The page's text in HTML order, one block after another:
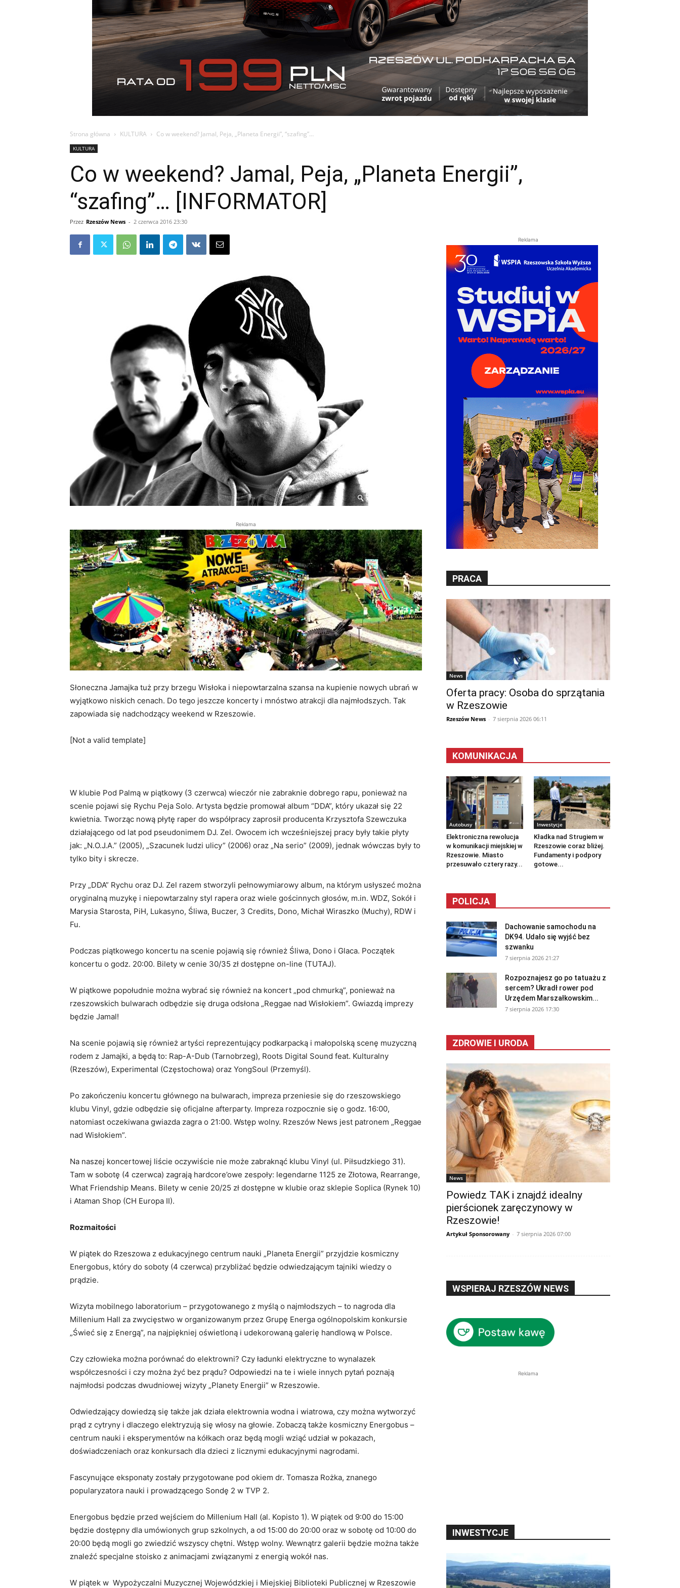
Strona główna KULTURA Co w weekend? Jamal, Peja, „Planeta Energii”, “szafing”…
KULTURA
Co w weekend? Jamal, Peja, „Planeta Energii”,
“szafing”… [INFORMATOR]
Przez Rzeszów News - 2 czerwca 2016 23:30
Reklama
Słoneczna Jamajka tuż przy brzegu Wisłoka i niepowtarzalna szansa na kupienie nowych ubrań w
wyjątkowo niskich cenach. Do tego jeszcze koncerty i mnóstwo atrakcji dla najmłodszych. Tak
zapowiada się nadchodzący weekend w Rzeszowie.
[Not a valid template]
W klubie Pod Palmą w piątkowy (3 czerwca) wieczór nie zabraknie dobrego rapu, ponieważ na
scenie pojawi się Rychu Peja Solo. Artysta będzie promował album “DDA”, który ukazał się 22
kwietnia. Tworząc nową płytę raper do współpracy zaprosił producenta Krzysztofa Szewczuka
działającego od lat pod pseudonimem DJ. Zel. Owocem ich wcześniejszej pracy były takie płyty
jak: „N.O.J.A.” (2005), „Szacunek ludzi ulicy” (2006) oraz „Na serio” (2009), jednak wówczas były to
tylko bity i skrecze.
Przy „DDA” Rychu oraz DJ. Zel razem stworzyli pełnowymiarowy album, na którym usłyszeć można
oryginalną muzykę i niepowtarzalny styl rapera oraz wiele gościnnych głosów, m.in. WDZ, Sokół i
Marysia Starosta, PiH, Lukasyno, Śliwa, Buczer, 3 Credits, Dono, Michał Wiraszko (Muchy), RDW i
Fu.
Podczas piątkowego koncertu na scenie pojawią się również Śliwa, Dono i Glaca. Początek
koncertu o godz. 20:00. Bilety w cenie 30/35 zł dostępne on-line (TUTAJ).
W piątkowe popołudnie można wybrać się również na koncert „pod chmurką”, ponieważ na
rzeszowskich bulwarach odbędzie się druga odsłona „Reggae nad Wisłokiem”. Gwiazdą imprezy
będzie Jamal!
Na scenie pojawią się również artyści reprezentujący podkarpacką i małopolską scenę muzyczną
rodem z Jamajki, a będą to: Rap-A-Dub (Tarnobrzeg), Roots Digital Sound feat. Kulturalny
(Rzeszów), Experimental (Częstochowa) oraz YongSoul (Przemyśl).
Po zakończeniu koncertu głównego na bulwarach, impreza przeniesie się do rzeszowskiego
klubu Vinyl, gdzie odbędzie się oficjalne afterparty. Impreza rozpocznie się o godz. 16:00,
natomiast oczekiwana gwiazda zagra o 21:00. Wstęp wolny. Rzeszów News jest patronem „Reggae
nad Wisłokiem”.
Na naszej koncertowej liście oczywiście nie może zabraknąć klubu Vinyl (ul. Piłsudzkiego 31).
Tam w sobotę (4 czerwca) zagrają hardcore’owe zespoły: legendarne 1125 ze Złotowa, Rearrange,
What Friendship Means. Bilety w cenie 20/25 zł dostępne w klubie oraz sklepie Soplica (Rynek 10)
i Ataman Shop (CH Europa II).
Rozmaitości
W piątek do Rzeszowa z edukacyjnego centrum nauki „Planeta Energii” przyjdzie kosmiczny
Energobus, który do soboty (4 czerwca) przybliżać będzie odwiedzającym tajniki wiedzy o
prądzie.
Wizyta mobilnego laboratorium – przygotowanego z myślą o najmłodszych – to nagroda dla
Millenium Hall za zwycięstwo w organizowanym przez Grupę Energa ogólnopolskim konkursie
„Świeć się z Energą”, na najpiękniej oświetloną i udekorowaną galerię handlową w Polsce.
Czy człowieka można porównać do elektrowni? Czy ładunki elektryczne to wynalazek
współczesności i czy można żyć bez prądu? Odpowiedzi na te i wiele innych pytań poznają
najmłodsi podczas dwudniowej wizyty „Planety Energii” w Rzeszowie.
Odwiedzający dowiedzą się także jak działa elektrownia wodna i wiatrowa, czy można wytworzyć
prąd z cytryny i dlaczego elektryzują się włosy na głowie. Zobaczą także kosmiczny Energobus –
centrum nauki i eksperymentów na kółkach oraz będą mogli wziąć udział w pokazach,
doświadczeniach oraz konkursach dla dzieci z licznymi edukacyjnymi nagrodami.
Fascynujące eksponaty zostały przygotowane pod okiem dr. Tomasza Rożka, znanego
popularyzatora nauki i prowadzącego Sondę 2 w TVP 2.
Energobus będzie przed wejściem do Millenium Hall (al. Kopisto 1). W piątek od 9:00 do 15:00
będzie dostępny dla umówionych grup szkolnych, a od 15:00 do 20:00 oraz w sobotę od 10:00 do
20:00 będą mogli go zwiedzić wszyscy chętni. Wstęp wolny. Wewnątrz galerii będzie można także
znaleźć specjalne stoisko z animacjami związanymi z energią wokół nas.
W piątek w Wypożyczalni Muzycznej Wojewódzkiej i Miejskiej Biblioteki Publicznej w Rzeszowie
Reklama
PRACA
News
Oferta pracy: Osoba do sprzątania
w Rzeszowie
Rzeszów News - 7 sierpnia 2026 06:11
KOMUNIKACJA
Autobusy
Elektroniczna rewolucja
w komunikacji miejskiej w
Rzeszowie. Miasto
przesuwało cztery razy...
Inwestycje
Kładka nad Strugiem w
Rzeszowie coraz bliżej.
Fundamenty i podpory
gotowe...
POLICJA
Dachowanie samochodu na
DK94. Udało się wyjść bez
szwanku
7 sierpnia 2026 21:27
Rozpoznajesz go po tatuażu z
sercem? Ukradł rower pod
Urzędem Marszałkowskim...
7 sierpnia 2026 17:30
ZDROWIE I URODA
News
Powiedz TAK i znajdź idealny
pierścionek zaręczynowy w
Rzeszowie!
Artykuł Sponsorowany - 7 sierpnia 2026 07:00
WSPIERAJ RZESZÓW NEWS
Reklama
INWESTYCJE